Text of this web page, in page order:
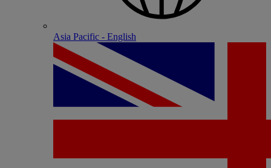
Asia Pacific - English